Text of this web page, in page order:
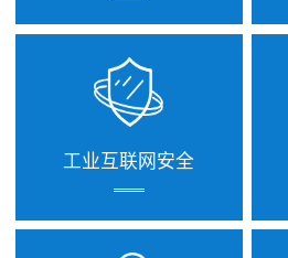
工业互联网安全